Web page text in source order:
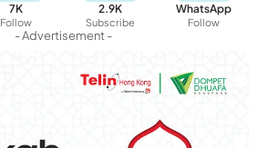
7K
Follow
2.9K
Subscribe
WhatsApp
Follow
- Advertisement -